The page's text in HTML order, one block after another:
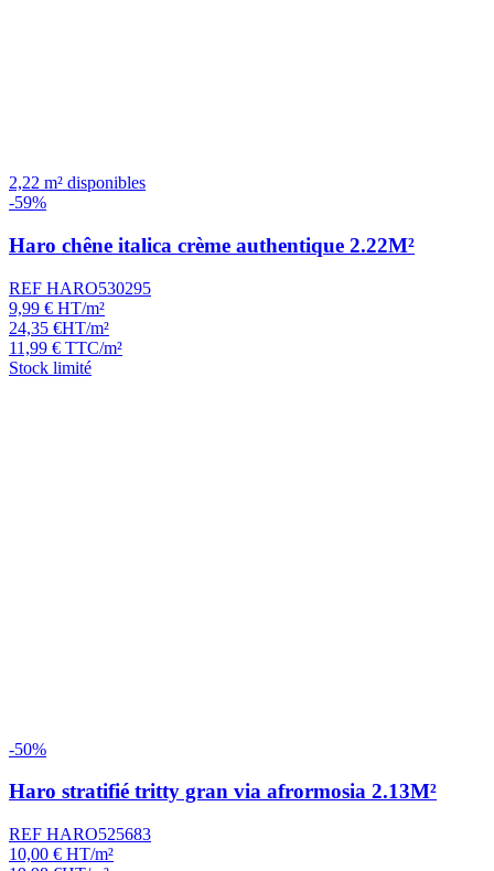
2,22 m² disponibles
-59%
Haro chêne italica crème authentique 2.22M²
REF HARO530295
9,99 € HT/m²
24,35 €HT/m²
11,99 € TTC/m²
Stock limité
-50%
Haro stratifié tritty gran via afrormosia 2.13M²
REF HARO525683
10,00 € HT/m²